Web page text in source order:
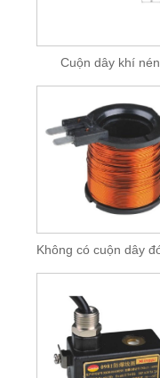
Cuộn dây khí nén